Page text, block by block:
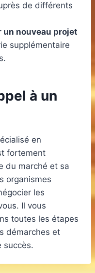
de différents
nouveau projet
supplémentaire
à un
en
fortement
du marché et sa
organismes
les
Il vous
toutes les étapes
démarches et
succès.